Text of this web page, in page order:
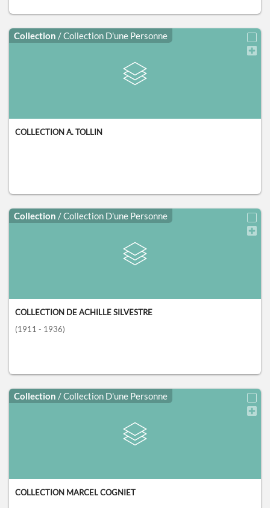
Collection / Collection D'une Personne
COLLECTION A. TOLLIN
Collection / Collection D'une Personne
COLLECTION DE ACHILLE SILVESTRE
(1911 - 1936)
Collection / Collection D'une Personne
COLLECTION MARCEL COGNIET